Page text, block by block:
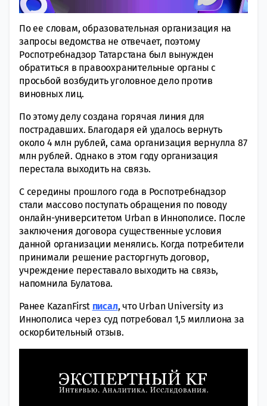
По ее словам, образовательная организация на
запросы ведомства не отвечает, поэтому
Роспотребнадзор Татарстана был вынужден
обратиться в правоохранительные органы с
просьбой возбудить уголовное дело против
виновных лиц.
По этому делу создана горячая линия для
пострадавших. Благодаря ей удалось вернуть
около 4 млн рублей, сама организация вернулла 87
млн рублей. Однако в этом году организация
перестала выходить на связь.
С середины прошлого года в Роспотребнадзор
стали массово поступать обращения по поводу
онлайн-университетом Urban в Иннополисе. После
заключения договора существенные условия
данной организации менялись. Когда потребители
принимали решение расторгнуть договор,
учреждение переставало выходить на связь,
напомнила Булатова.
Ранее KazanFirst писал, что Urban University из
Иннополиса через суд потребовал 1,5 миллиона за
оскорбительный отзыв.